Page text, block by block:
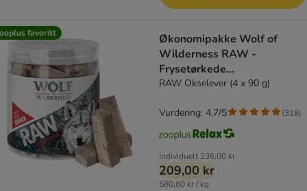
favoritt
Økonomipakke Wolf of
Wilderness RAW -
Frysetørkede
premiumsnacks
RAW Okselever (4 x 90 g)
Individuelt 236,00 kr
209,00 kr
580,60 kr / kg
Vurdering: 4.7/5 (318)